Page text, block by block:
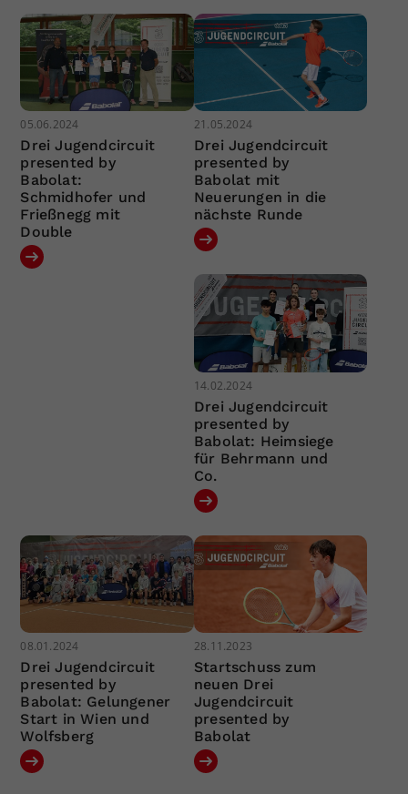
05.06.2024
Drei Jugendcircuit
presented by
Babolat:
Schmidhofer und
Frießnegg mit
Double
21.05.2024
Drei Jugendcircuit
presented by
Babolat mit
Neuerungen in die
nächste Runde
14.02.2024
Drei Jugendcircuit
presented by
Babolat: Heimsiege
für Behrmann und
Co.
08.01.2024
Drei Jugendcircuit
presented by
Babolat: Gelungener
Start in Wien und
Wolfsberg
28.11.2023
Startschuss zum
neuen Drei
Jugendcircuit
presented by
Babolat